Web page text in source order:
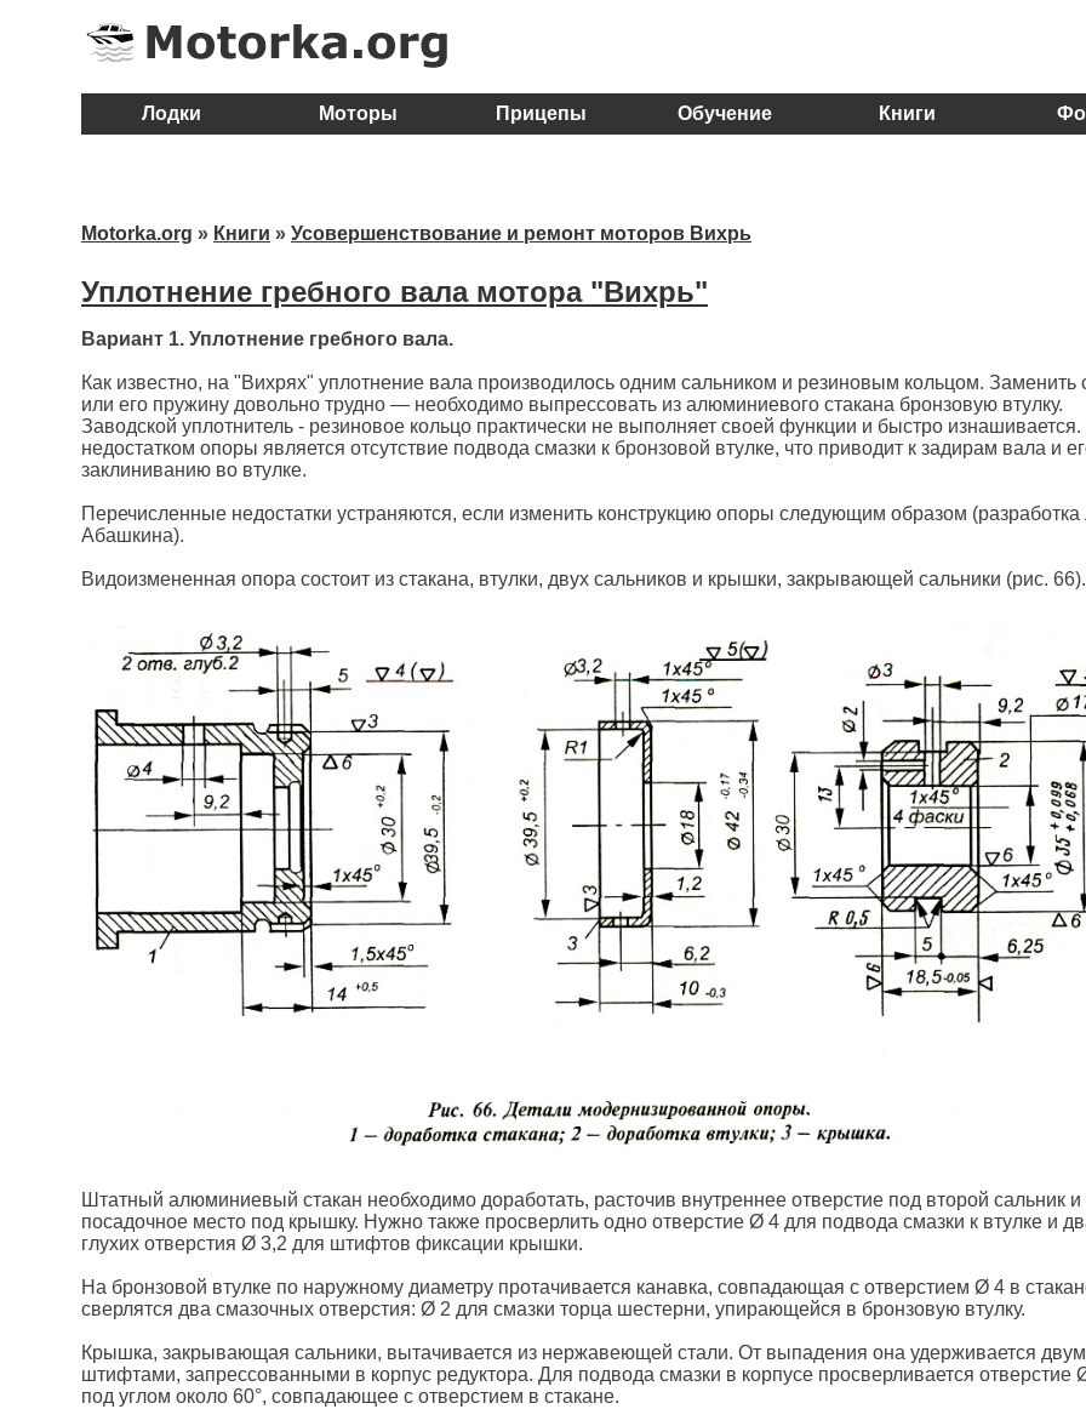
Лодки Моторы Прицепы Обучение Книги
Motorka.org » Книги » Усовершенствование и ремонт моторов Вихрь
Уплотнение гребного вала мотора "Вихрь"
Вариант 1. Уплотнение гребного вала.
Как известно, на "Вихрях" уплотнение вала производилось одним сальником и резиновым кольцом. Заменить
или его пружину довольно трудно — необходимо выпрессовать из алюминиевого стакана бронзовую втулку.
Заводской уплотнитель - резиновое кольцо практически не выполняет своей функции и быстро
недостатком опоры является отсутствие подвода смазки к бронзовой втулке, что приводит к задирам вала и
заклиниванию во втулке.
Перечисленные недостатки устраняются, если изменить конструкцию опоры следующим образом (разработка
Абашкина).
Видоизмененная опора состоит из стакана, втулки, двух сальников и крышки, закрывающей сальники (рис. 66).
Штатный алюминиевый стакан необходимо доработать, расточив внутреннее отверстие под второй сальник и
посадочное место под крышку. Нужно также просверлить одно отверстие Ø 4 для подвода смазки к втулке и
глухих отверстия Ø 3,2 для штифтов фиксации крышки.
На бронзовой втулке по наружному диаметру протачивается канавка, совпадающая с отверстием Ø 4 в
сверлятся два смазочных отверстия: Ø 2 для смазки торца шестерни, упирающейся в бронзовую втулку.
Крышка, закрывающая сальники, вытачивается из нержавеющей стали. От выпадения она удерживается
штифтами, запрессованными в корпус редуктора. Для подвода смазки в корпусе просверливается отверстие
под углом около 60°, совпадающее с отверстием в стакане.